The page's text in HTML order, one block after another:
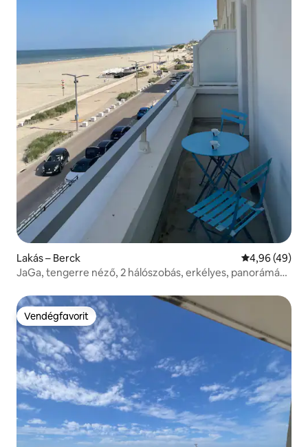
Lakás – Berck Átlagos
4,96 (49)
JaGa, tengerre néző, 2 hálószobás, erkélyes, panorámás
Vendégfavorit
Vendégfavorit